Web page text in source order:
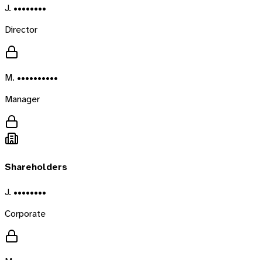
J. ••••••••
Director
M. ••••••••••
Manager
Shareholders
J. ••••••••
Corporate